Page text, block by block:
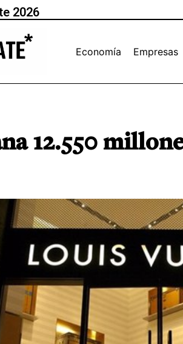
2026
Economía Empresas
12.550